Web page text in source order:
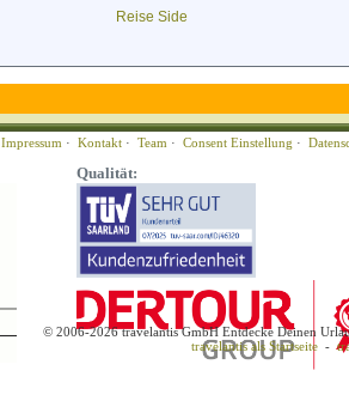
Reise Side
Impressum · Kontakt · Team · Consent Einstellung ·
Qualität:
© 2006-2026 travelantis GmbH Entdecke Deinen
travelantis als Startseite -